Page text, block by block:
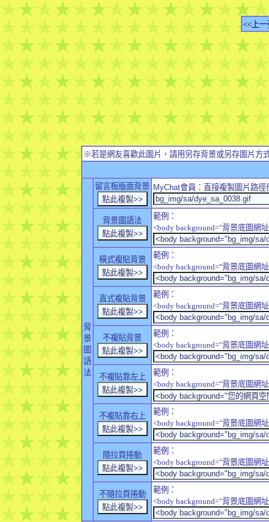
<<上一
※若是網友喜歡此圖片，請用另存背景或另存圖片方
背
景
圖
語
法
留言板版面背景 MyChat會員：直接複製圖片路
背景圖語法
範例：
<body background="背景底圖網
橫式複貼背景
範例：
<body background="背景底圖網
直式複貼背景
範例：
<body background="背景底圖網
不複貼背景
範例：
<body background="背景底圖網
不複貼靠左上
範例：
<body background="背景底圖網
不複貼靠右上
範例：
<body background="背景底圖網
隨拉頁捲動
範例：
<body background="背景底圖網
不隨拉頁捲動
範例：
<body background="背景底圖網